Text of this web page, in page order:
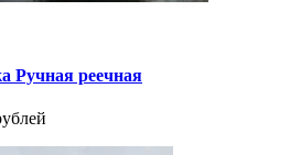
Ручная реечная